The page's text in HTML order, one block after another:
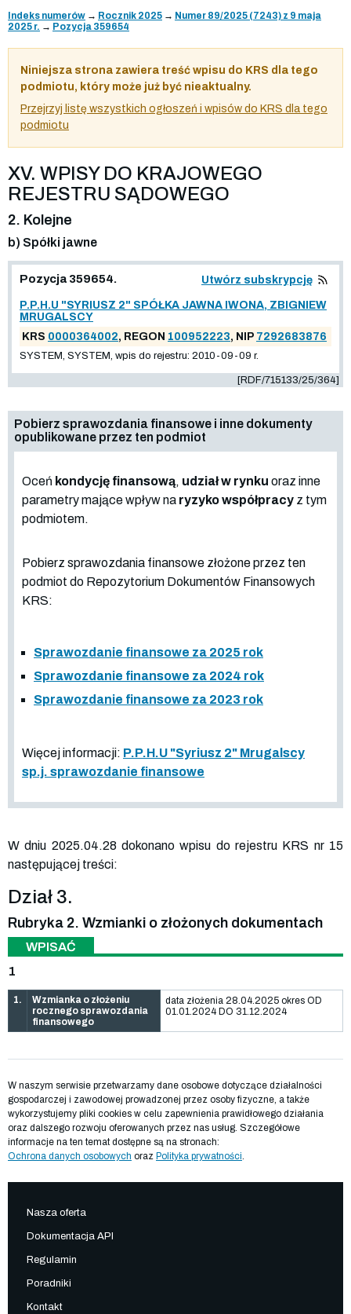
Indeks numerów → Rocznik 2025 → Numer 89/2025 (7243) z 9 maja
2025 r. → Pozycja 359654
Niniejsza strona zawiera treść wpisu do KRS dla tego
podmiotu, który może już być nieaktualny.
Przejrzyj listę wszystkich ogłoszeń i wpisów do KRS dla tego
podmiotu
XV. WPISY DO KRAJOWEGO
REJESTRU SĄDOWEGO
2. Kolejne
b) Spółki jawne
Pozycja 359654. Utwórz subskrypcję
P.P.H.U "SYRIUSZ 2" SPÓŁKA JAWNA IWONA, ZBIGNIEW
MRUGALSCY
KRS 0000364002, REGON 100952223, NIP 7292683876
SYSTEM, SYSTEM, wpis do rejestru: 2010-09-09 r.
[RDF/715133/25/364]
Pobierz sprawozdania finansowe i inne dokumenty
opublikowane przez ten podmiot
Oceń kondycję finansową, udział w rynku oraz inne
parametry mające wpływ na ryzyko współpracy z tym
podmiotem.
Pobierz sprawozdania finansowe złożone przez ten
podmiot do Repozytorium Dokumentów Finansowych
KRS:
Sprawozdanie finansowe za 2025 rok
Sprawozdanie finansowe za 2024 rok
Sprawozdanie finansowe za 2023 rok
Więcej informacji: P.P.H.U "Syriusz 2" Mrugalscy
sp.j. sprawozdanie finansowe
W dniu 2025.04.28 dokonano wpisu do rejestru KRS nr 15
następującej treści:
Dział 3.
Rubryka 2. Wzmianki o złożonych dokumentach
WPISAĆ
1
1.
Wzmianka o złożeniu
rocznego sprawozdania
finansowego
data złożenia 28.04.2025 okres OD
01.01.2024 DO 31.12.2024
W naszym serwisie przetwarzamy dane osobowe dotyczące działalności
gospodarczej i zawodowej prowadzonej przez osoby fizyczne, a także
wykorzystujemy pliki cookies w celu zapewnienia prawidłowego działania
oraz dalszego rozwoju oferowanych przez nas usług. Szczegółowe
informacje na ten temat dostępne są na stronach:
Ochrona danych osobowych oraz Polityka prywatności
Nasza oferta
Dokumentacja API
Regulamin
Poradniki
Kontakt